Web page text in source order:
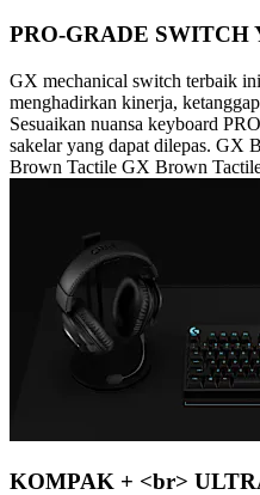
PRO-GRADE
GX mechanical switch terbaik
menghadirkan kinerja,
Sesuaikan nuansa keyboard
sakelar yang dapat dilepas.
Brown Tactile GX Brown
KOMPAK + <br>